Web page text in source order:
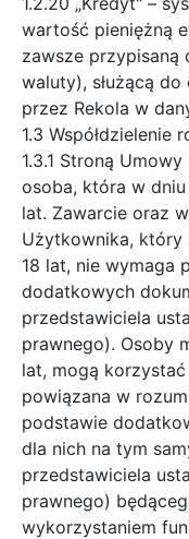
wartość pieniężną
zawsze przypisaną
waluty), służącą do
przez Rekola w
1.3 Współdzielenie
1.3.1 Stroną
osoba, która w
lat. Zawarcie oraz
Użytkownika, który
18 lat, nie wymaga
dodatkowych
przedstawiciela
prawnego). Osoby
lat, mogą korzystać
powiązana w
podstawie
dla nich na tym
przedstawiciela
prawnego)
wykorzystaniem